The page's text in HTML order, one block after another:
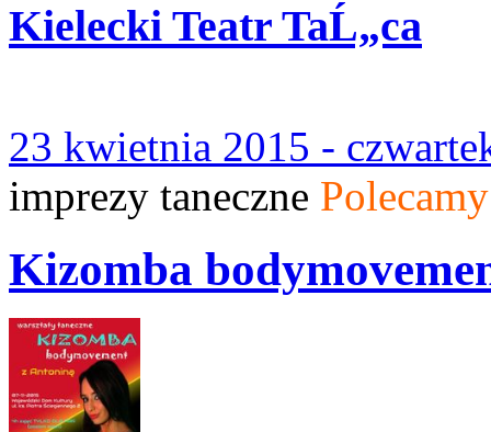
Kielecki Teatr TaĹ„ca
23 kwietnia 2015 -
imprezy taneczne Polecamy
Kizomba